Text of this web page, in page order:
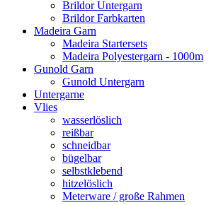
Brildor Untergarn
Brildor Farbkarten
Madeira Garn
Madeira Startersets
Madeira Polyestergarn - 1000m
Gunold Garn
Gunold Untergarn
Untergarne
Vlies
wasserlöslich
reißbar
schneidbar
bügelbar
selbstklebend
hitzelöslich
Meterware / große Rahmen